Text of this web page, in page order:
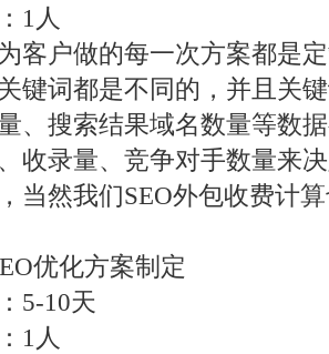
1人
户做的每一次方案都是定
键词都是不同的，并且关
、搜索结果域名数量等数
录量、竞争对手数量来决
当然我们SEO外包收费计
优化方案制定
10天
1人